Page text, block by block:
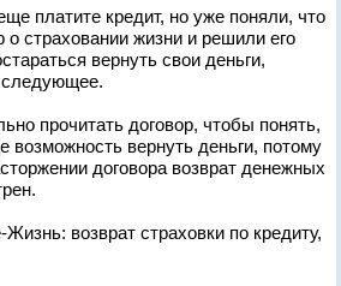
платите кредит, но уже поняли, что
о страховании жизни и решили его
вернуть свои деньги,
следующее.
прочитать договор, чтобы понять,
возможность вернуть деньги, потому
договора возврат денежных